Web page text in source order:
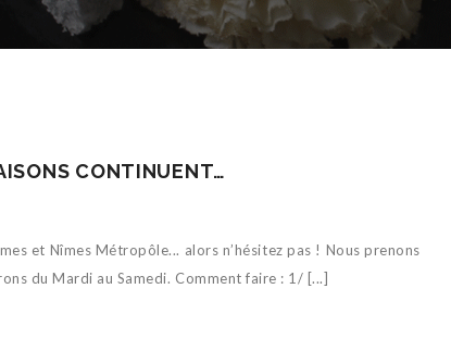
CONTINUENT…
et Nîmes Métropôle... alors n’hésitez pas ! Nous prenons
du Mardi au Samedi. Comment faire : 1/ [...]